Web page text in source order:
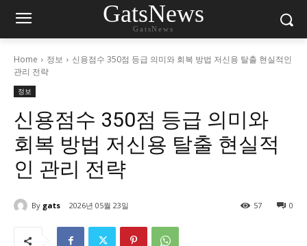
GatsNews
GatsNews
Home 정보
신용점수 350점 등급 의미와 회복 방법 저신용 탈출 현실적인
관리 전략
정보
신용점수 350점 등급 의미와
회복 방법 저신용 탈출 현실적
인 관리 전략
By gats 2026년 05월 23일 0
57